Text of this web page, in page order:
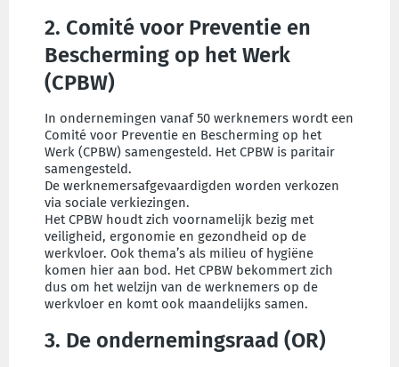
2. Comité voor Preventie en
Bescherming op het Werk
(CPBW)
In ondernemingen vanaf 50 werknemers wordt een
Comité voor Preventie en Bescherming op het
Werk (CPBW) samengesteld. Het CPBW is paritair
samengesteld.
De werknemersafgevaardigden worden verkozen
via sociale verkiezingen.
Het CPBW houdt zich voornamelijk bezig met
veiligheid, ergonomie en gezondheid op de
werkvloer. Ook thema’s als milieu of hygiëne
komen hier aan bod. Het CPBW bekommert zich
dus om het welzijn van de werknemers op de
werkvloer en komt ook maandelijks samen.
3. De ondernemingsraad (OR)